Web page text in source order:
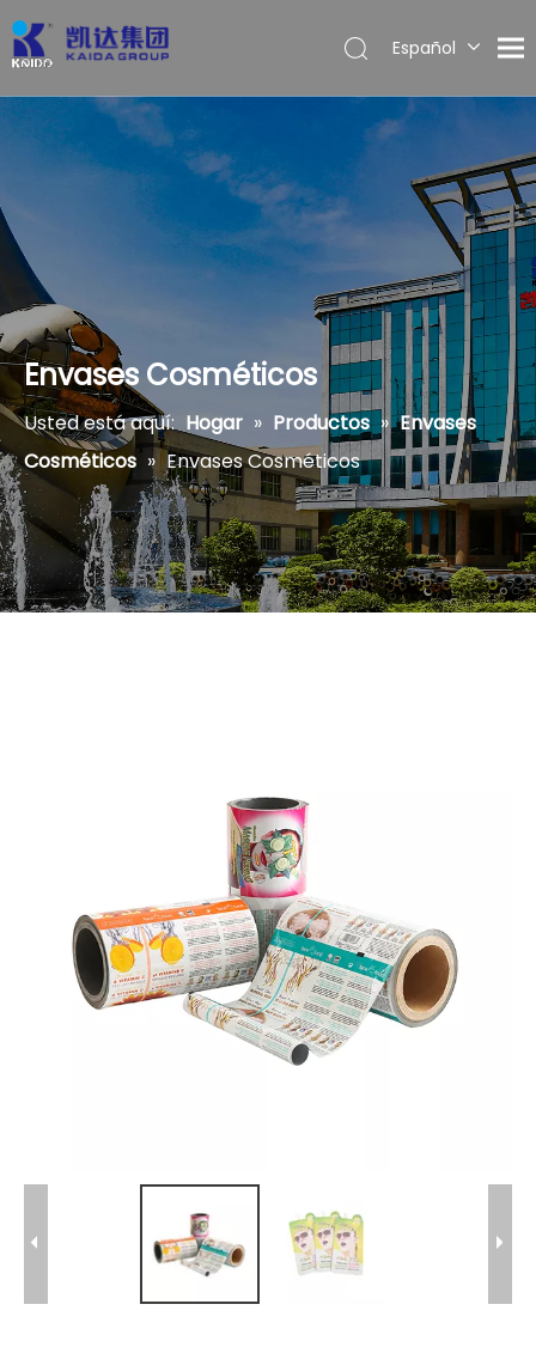
Español
Envases Cosméticos
Usted está aquí: Hogar » Productos » Envases
Cosméticos » Envases Cosméticos